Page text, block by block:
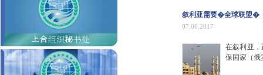
叙利亚需要�全球联盟�
07.06.2017
在叙利亚
保国家（俄